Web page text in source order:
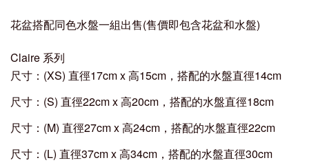
花盆搭配同色水盤一組出售(售價即包含花盆和水盤)
Claire 系列
尺寸： (XS) 直徑17cm x高15cm ，搭配的水盤直徑14cm
尺寸： (S) 直徑22cm x高20cm ，搭配的水盤直徑18cm
尺寸： (M) 直徑27cm x高24cm ，搭配的水盤直徑22cm
尺寸： (L) 直徑37cm x高34cm ，搭配的水盤直徑30cm